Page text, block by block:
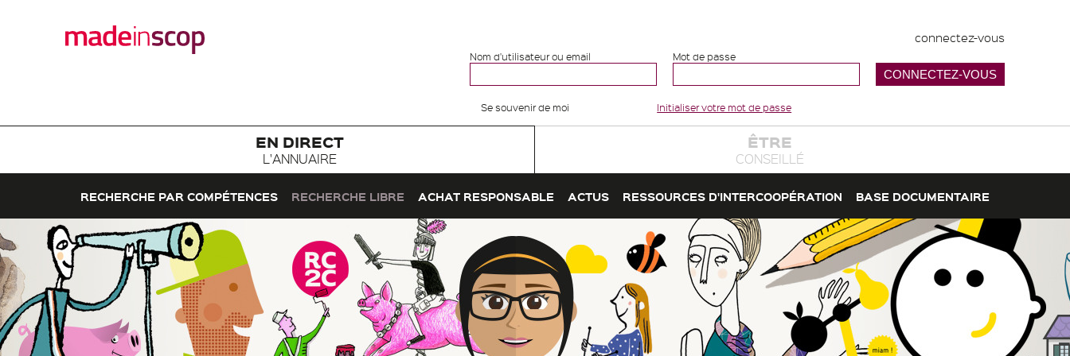
connectez-vous
Nom d'utilisateur ou email Mot de passe
Se souvenir de moi Initialiser votre mot de passe
EN DIRECT
L'ANNUAIRE
ÊTRE
CONSEILLÉ
RECHERCHE PAR COMPÉTENCES RECHERCHE LIBRE ACHAT RESPONSABLE ACTUS RESSOURCES D'INTERCOOPÉRATION BASE DOCUMENTAIRE